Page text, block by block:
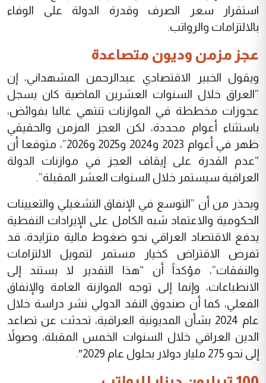
استقرار سعر الصرف وقدرة الدولة على الوفاء
بالالتزامات والرواتب.
عجز مزمن وديون متصاعدة
ويقول الخبير الاقتصادي عبدالرحمن المشهداني، إن
”العراق خلال السنوات العشرين الماضية كان يسجل
عجوزات مخططة في الموازنات تنتهي غالبا بفوائض،
باستثناء أعوام محددة، لكن العجز المزمن والحقيقي
ظهر في أعوام 2023 و2024 و2025 و2026”، متوقعا أن
“عدم القدرة على إيقاف العجز في موازنات الدولة
العراقية سيستمر خلال السنوات العشر المقبلة”.
ويحذر من أن ”التوسع في الإنفاق التشغيلي والتعيينات
الحكومية والاعتماد شبه الكامل على الإيرادات النفطية
يدفع الاقتصاد العراقي نحو ضغوط مالية متزايدة، قد
تفرض الاقتراض كخيار مستمر لتمويل الالتزامات
والنفقات”، مؤكداً أن “هذا التقدير لا يستند إلى
الانطباعات، وإنما إلى توجه الموازنة العامة والإنفاق
الفعلي، كما أن صندوق النقد الدولي نشر دراسة خلال
عام 2024 بشأن المديونية العراقية، تحدثت عن تصاعد
الدين العراقي خلال السنوات الخمس المقبلة، وصولاً
إلى نحو 275 مليار دولار بحلول عام 2029″.